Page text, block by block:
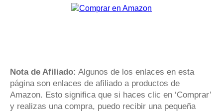
Nota de Afiliado: Algunos de los enlaces en esta
página son enlaces de afiliado a productos de
Amazon. Esto significa que si haces clic en ‘Comprar’
y realizas una compra, puedo recibir una pequeña